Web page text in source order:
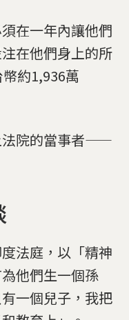
在一年內讓他們
在他們身上的所
約1,936萬
法院的當事者——
法庭，以「精神
他們生一個孫
一個兒子，我把